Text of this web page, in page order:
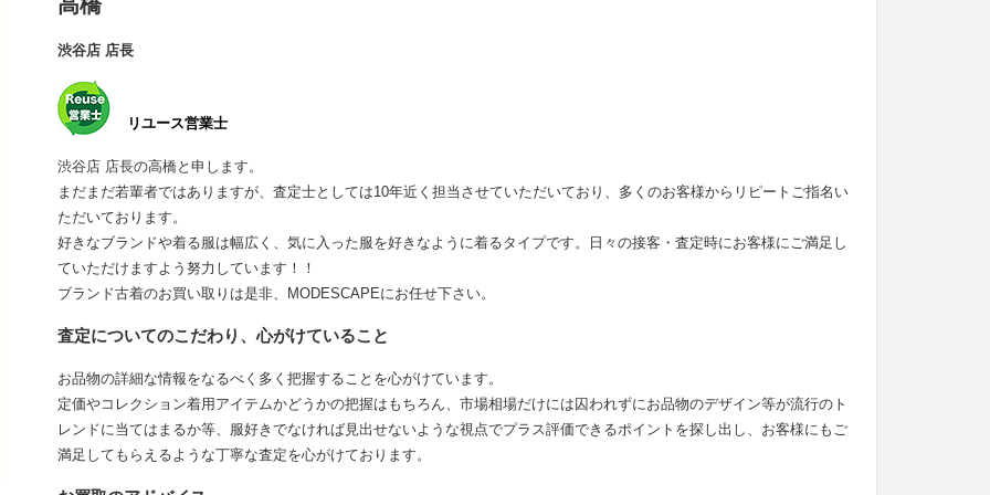
渋谷店 店長
リユース営業士
渋谷店 店長の高橋と申します。
まだまだ若輩者ではありますが、査定士としては10年近く担当させていただいており、多くのお客様からリピートご指名い
ただいております。
好きなブランドや着る服は幅広く、気に入った服を好きなように着るタイプです。日々の接客・査定時にお客様にご満足し
ていただけますよう努力しています！！
ブランド古着のお買い取りは是非、MODESCAPEにお任せ下さい。
査定についてのこだわり、心がけていること
お品物の詳細な情報をなるべく多く把握することを心がけています。
定価やコレクション着用アイテムかどうかの把握はもちろん、市場相場だけには囚われずにお品物のデザイン等が流行のト
レンドに当てはまるか等、服好きでなければ見出せないような視点でプラス評価できるポイントを探し出し、お客様にもご
満足してもらえるような丁寧な査定を心がけております。